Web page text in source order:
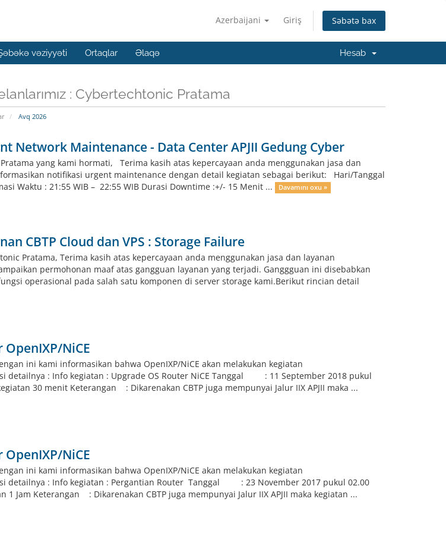
Azerbaijani Giriş Səbətə bax
vəziyyəti Ortaqlar Əlaqə Hesab
: Cybertechtonic Pratama
Avq 2026
Network Maintenance - Data Center APJII Gedung Cyber
yang kami hormati, Terima kasih atas kepercayaan anda menggunakan jasa dan
notifikasi urgent maintenance dengan detail kegiatan sebagai berikut: Hari/Tanggal
Waktu : 21:55 WIB – 22:55 WIB Durasi Downtime :+/- 15 Menit ...
Davamını oxu »
CBTP Cloud dan VPS : Storage Failure
Pratama, Terima kasih atas kepercayaan anda menggunakan jasa dan layanan
permohonan maaf atas gangguan layanan yang terjadi. Ganggguan ini disebabkan
operasional pada salah satu komponen di server storage kami.Berikut rincian detail
NiCE
ini kami informasikan bahwa OpenIXP/NiCE akan melakukan kegiatan
detailnya : Info kegiatan : Upgrade OS Router NiCE Tanggal : 11 September 2018 pukul
30 menit Keterangan : Dikarenakan CBTP juga mempunyai Jalur IIX APJII maka ...
NiCE
ini kami informasikan bahwa OpenIXP/NiCE akan melakukan kegiatan
detailnya : Info kegiatan : Pergantian Router Tanggal : 23 November 2017 pukul 02.00
1 Jam Keterangan : Dikarenakan CBTP juga mempunyai Jalur IIX APJII maka kegiatan ...